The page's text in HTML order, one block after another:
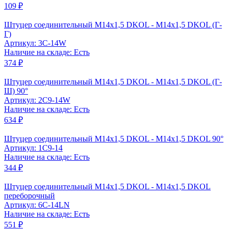
109 ₽
Штуцер соединительный M14x1,5 DKOL - M14x1,5 DKOL (Г-
Г)
Артикул: 3C-14W
Наличие на складе: Есть
374 ₽
Штуцер соединительный M14x1,5 DKOL - M14x1,5 DKOL (Г-
Ш) 90°
Артикул: 2C9-14W
Наличие на складе: Есть
634 ₽
Штуцер соединительный M14x1,5 DKOL - M14x1,5 DKOL 90°
Артикул: 1C9-14
Наличие на складе: Есть
344 ₽
Штуцер соединительный M14x1,5 DKOL - M14x1,5 DKOL
переборочный
Артикул: 6C-14LN
Наличие на складе: Есть
551 ₽